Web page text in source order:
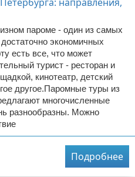
пароме - один из самых
экономичных
есть все, что может
турист - ресторан и
кинотеатр, детский
другое.Паромные туры из
многочисленные
разнообразны. Можно
Подробнее